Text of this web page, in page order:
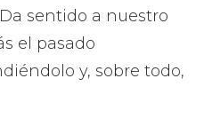
sentido a nuestro
el pasado
y, sobre todo,